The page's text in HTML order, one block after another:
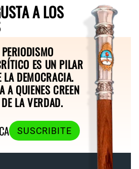
A LOS
ES UN PILAR
LA DEMOCRACIA.
A QUIENES CREEN
LA VERDAD.
SUSCRIBITE